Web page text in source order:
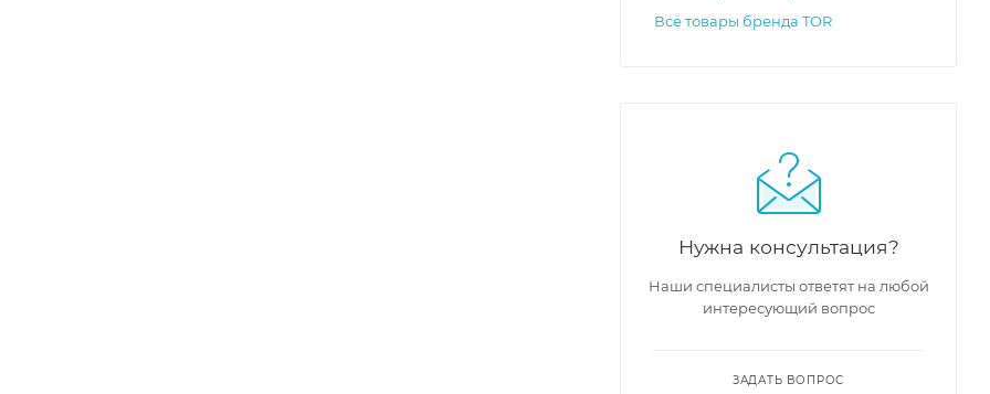
Все товары бренда TOR
Нужна консультация?
Наши специалисты ответят на любой
интересующий вопрос
ЗАДАТЬ ВОПРОС